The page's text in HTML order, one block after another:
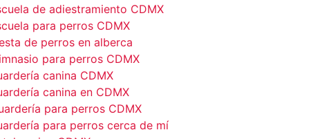
de adiestramiento CDMX
para perros CDMX
de perros en alberca
para perros CDMX
canina CDMX
canina en CDMX
para perros CDMX
para perros cerca de mí